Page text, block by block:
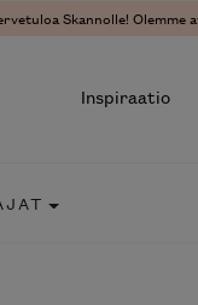
Skannolle! Olemme
Inspiraatio